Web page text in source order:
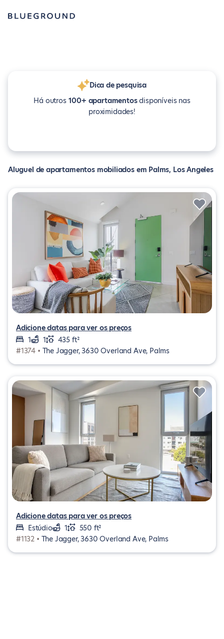
Dica de pesquisa
Há outros 100+ apartamentosdisponíveis nas
proximidades!
Aluguel de apartamentos mobiliados em Palms, Los Angeles
Adicione datas para ver os preços
1
1
435 ft²
#1374 • The Jagger, 3630 Overland Ave, Palms
Adicione datas para ver os preços
Estúdio
1
550 ft²
#1132 • The Jagger, 3630 Overland Ave, Palms